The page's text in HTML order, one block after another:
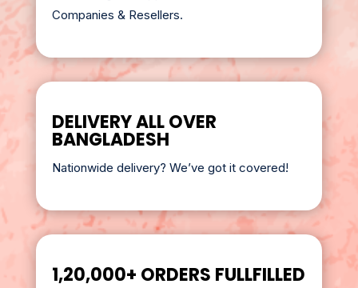
Companies & Resellers.
DELIVERY ALL OVER
BANGLADESH
Nationwide delivery? We’ve got it covered!
1,20,000+ ORDERS FULLFILLED